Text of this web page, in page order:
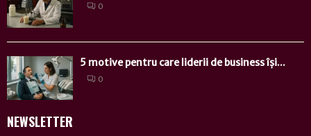
0
5 motive pentru care liderii de business își...
0
NEWSLETTER